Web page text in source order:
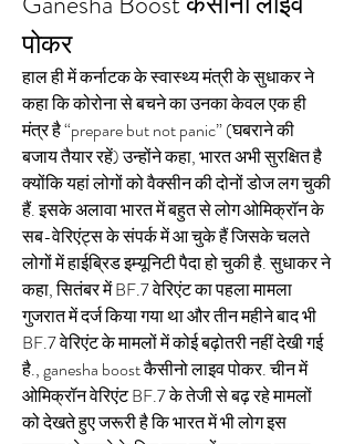
पोकर
हाल ही में कर्नाटक के स्वास्थ्य मंत्री के सुधाकर ने
कहा कि कोरोना से बचने का उनका केवल एक ही
मंत्र है “prepare but not panic” (घबराने की
बजाय तैयार रहें) उन्होंने कहा, भारत अभी सुरक्षित है
क्योंकि यहां लोगों को वैक्सीन की दोनों डोज लग चुकी
हैं. इसके अलावा भारत में बहुत से लोग ओमिक्रॉन के
सब-वेरिएंट्स के संपर्क में आ चुके हैं जिसके चलते
लोगों में हाईब्रिड इम्यूनिटी पैदा हो चुकी है. सुधाकर ने
कहा, सितंबर में BF.7 वेरिएंट का पहला मामला
गुजरात में दर्ज किया गया था और तीन महीने बाद भी
BF.7 वेरिएंट के मामलों में कोई बढ़ोतरी नहीं देखी गई
है., ganesha boost कैसीनो लाइव पोकर. चीन में
ओमिक्रॉन वेरिएंट BF.7 के तेजी से बढ़ रहे मामलों
को देखते हुए जरूरी है कि भारत में भी लोग इस